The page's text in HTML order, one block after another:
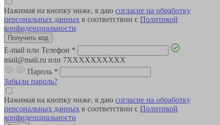
Нажимая на кнопку ниже, я даю согласие на обработку
персональных данных в соответствии с Политикой
конфиденциальности
E-mail или Телефон *
mail@mail.ru или 7XXXXXXXXXX
Пароль *
Забыли пароль?
Нажимая на кнопку ниже, я даю согласие на обработку
персональных данных в соответствии с Политикой
конфиденциальности